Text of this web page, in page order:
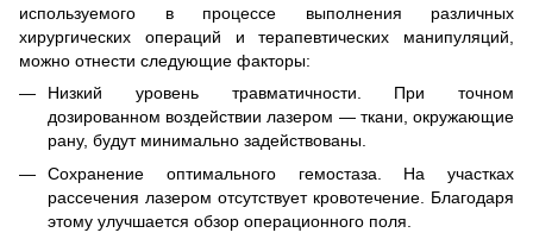
используемого в процессе выполнения различных
хирургических операций и терапевтических манипуляций,
можно отнести следующие факторы:
Низкий уровень травматичности. При точном
дозированном воздействии лазером — ткани, окружающие
рану, будут минимально задействованы.
Сохранение оптимального гемостаза. На участках
рассечения лазером отсутствует кровотечение. Благодаря
этому улучшается обзор операционного поля.